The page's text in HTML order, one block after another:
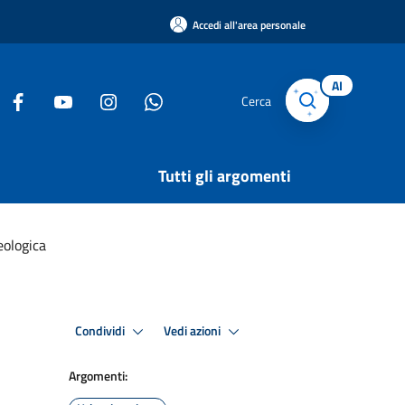
Accedi all'area personale
Cerca
AI
Tutti gli argomenti
Condividi Vedi azioni
Argomenti: